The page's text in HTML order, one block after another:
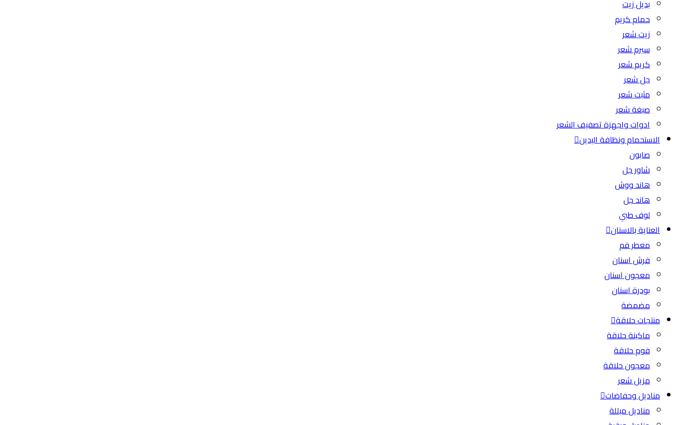
بديل زيت
حمام كريم
زيت شعر
سيرم شعر
كريم شعر
جل شعر
مثبت شعر
صبغة شعر
ادوات واجهزة تصفيف الشعر
الاستحمام ونظافة اليدين
صابون
شاور جل
هاند ووش
هاند جل
لوف طبي
العناية بالاسنان
معطر فم
فرش اسنان
معجون اسنان
بودرة اسنان
مضمضة
منتجات حلاقة
ماكينة حلاقة
فوم حلاقة
معجون حلاقة
مزيل شعر
مناديل وحفاضات
مناديل مبللة